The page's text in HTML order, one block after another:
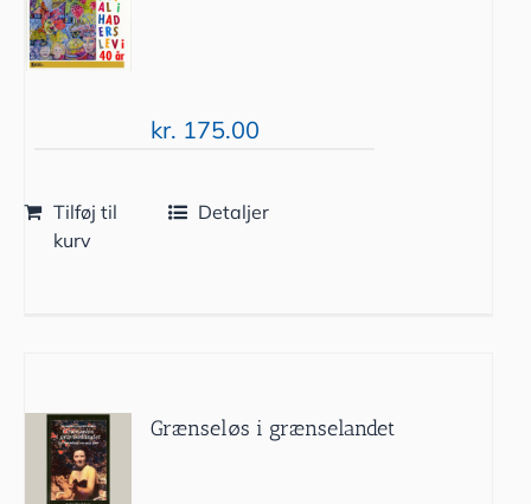
kr. 175.00
Tilføj til
kurv
Detaljer
Grænseløs i grænselandet